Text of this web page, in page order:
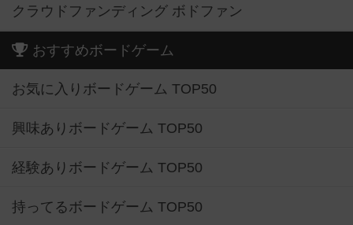
クラウドファンディング ボドファン
おすすめボードゲーム
お気に入りボードゲーム TOP50
興味ありボードゲーム TOP50
経験ありボードゲーム TOP50
持ってるボードゲーム TOP50